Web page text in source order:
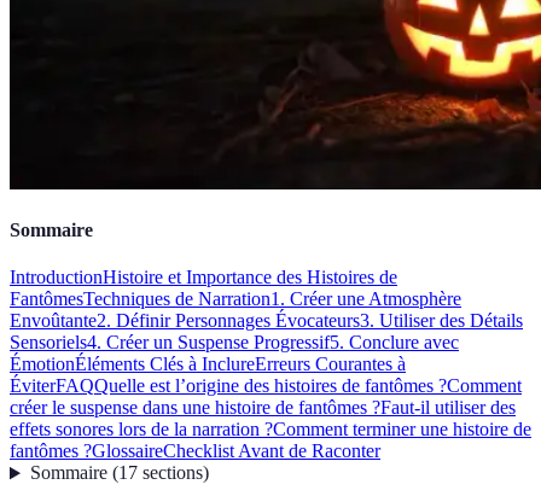
Sommaire
IntroductionHistoire et Importance des Histoires de
FantômesTechniques de Narration1. Créer une Atmosphère
Envoûtante2. Définir Personnages Évocateurs3. Utiliser des Détails
Sensoriels4. Créer un Suspense Progressif5. Conclure avec
ÉmotionÉléments Clés à InclureErreurs Courantes à
ÉviterFAQQuelle est l’origine des histoires de fantômes ?Comment
créer le suspense dans une histoire de fantômes ?Faut-il utiliser des
effets sonores lors de la narration ?Comment terminer une histoire de
fantômes ?GlossaireChecklist Avant de Raconter
Sommaire(17 sections)